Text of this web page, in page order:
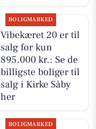
BOLIGMARKED
Vibekæret 20 er til
salg for kun
895.000 kr.: Se de
billigste boliger til
salg i Kirke Såby
her
BOLIGMARKED